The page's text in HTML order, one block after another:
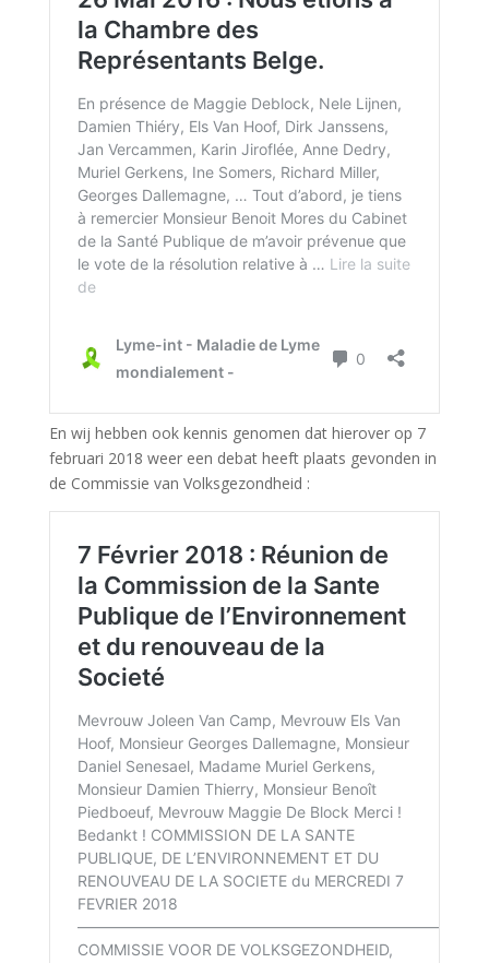
En wij hebben ook kennis genomen dat hierover op 7
februari 2018 weer een debat heeft plaats gevonden in
de Commissie van Volksgezondheid :